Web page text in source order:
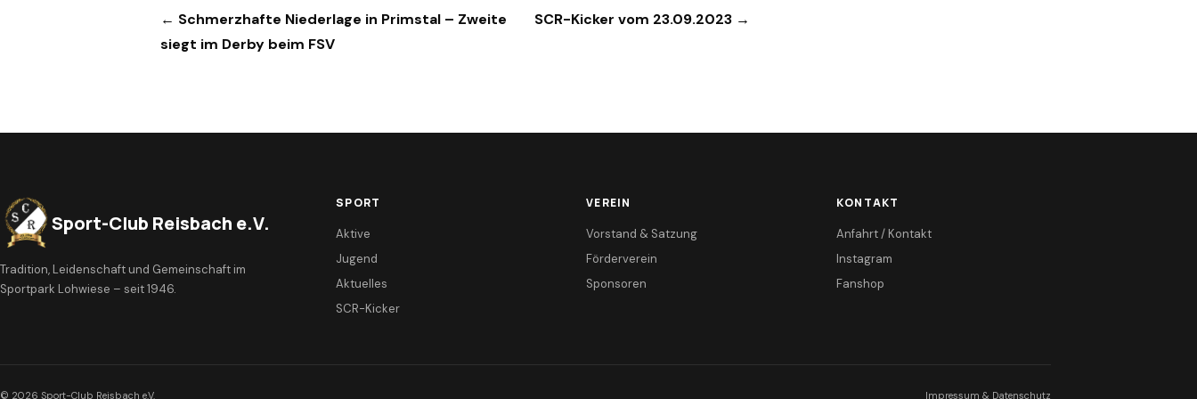
Beitragsnavigation
← Schmerzhafte Niederlage in Primstal – Zweite
siegt im Derby beim FSV
SCR-Kicker vom 23.09.2023 →
Sport-Club Reisbach e.V.
Tradition, Leidenschaft und Gemeinschaft im
Sportpark Lohwiese – seit 1946.
SPORT
Aktive
Jugend
Aktuelles
SCR-Kicker
VEREIN
Vorstand & Satzung
Förderverein
Sponsoren
KONTAKT
Anfahrt / Kontakt
Instagram
Fanshop
© 2026 Sport-Club Reisbach e.V. Impressum & Datenschutz